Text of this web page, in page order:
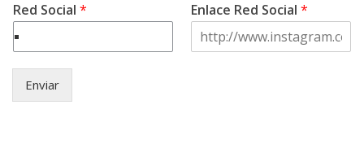
Red Social * Enlace Red Social *
Enviar